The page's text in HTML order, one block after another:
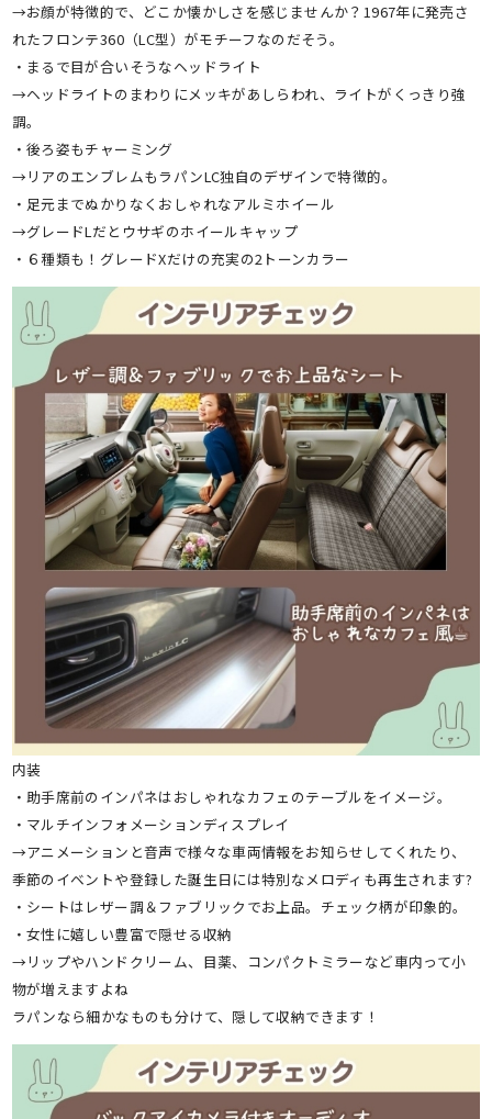
→お顔が特徴的で、どこか懐かしさを感じませんか？1967年に発売さ
れたフロンテ360（LC型）がモチーフなのだそう。
・まるで目が合いそうなヘッドライト
→ヘッドライトのまわりにメッキがあしらわれ、ライトがくっきり強
調。
・後ろ姿もチャーミング
→リアのエンブレムもラパンLC独自のデザインで特徴的。
・足元までぬかりなくおしゃれなアルミホイール
→グレードLだとウサギのホイールキャップ
・６種類も！グレードXだけの充実の2トーンカラー
内装
・助手席前のインパネはおしゃれなカフェのテーブルをイメージ。
・マルチインフォメーションディスプレイ
→アニメーションと音声で様々な車両情報をお知らせしてくれたり、
季節のイベントや登録した誕生日には特別なメロディも再生されます?
・シートはレザー調＆ファブリックでお上品。チェック柄が印象的。
・女性に嬉しい豊富で隠せる収納
→リップやハンドクリーム、目薬、コンパクトミラーなど車内って小
物が増えますよね
ラパンなら細かなものも分けて、隠して収納できます！